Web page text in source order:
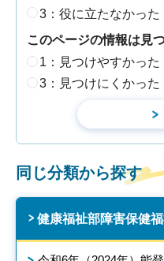
3：役に立たなかった
このページの情報は見
1：見つけやすかった
3：見つけにくかった
同じ分類から探す
健康福祉部障害保健